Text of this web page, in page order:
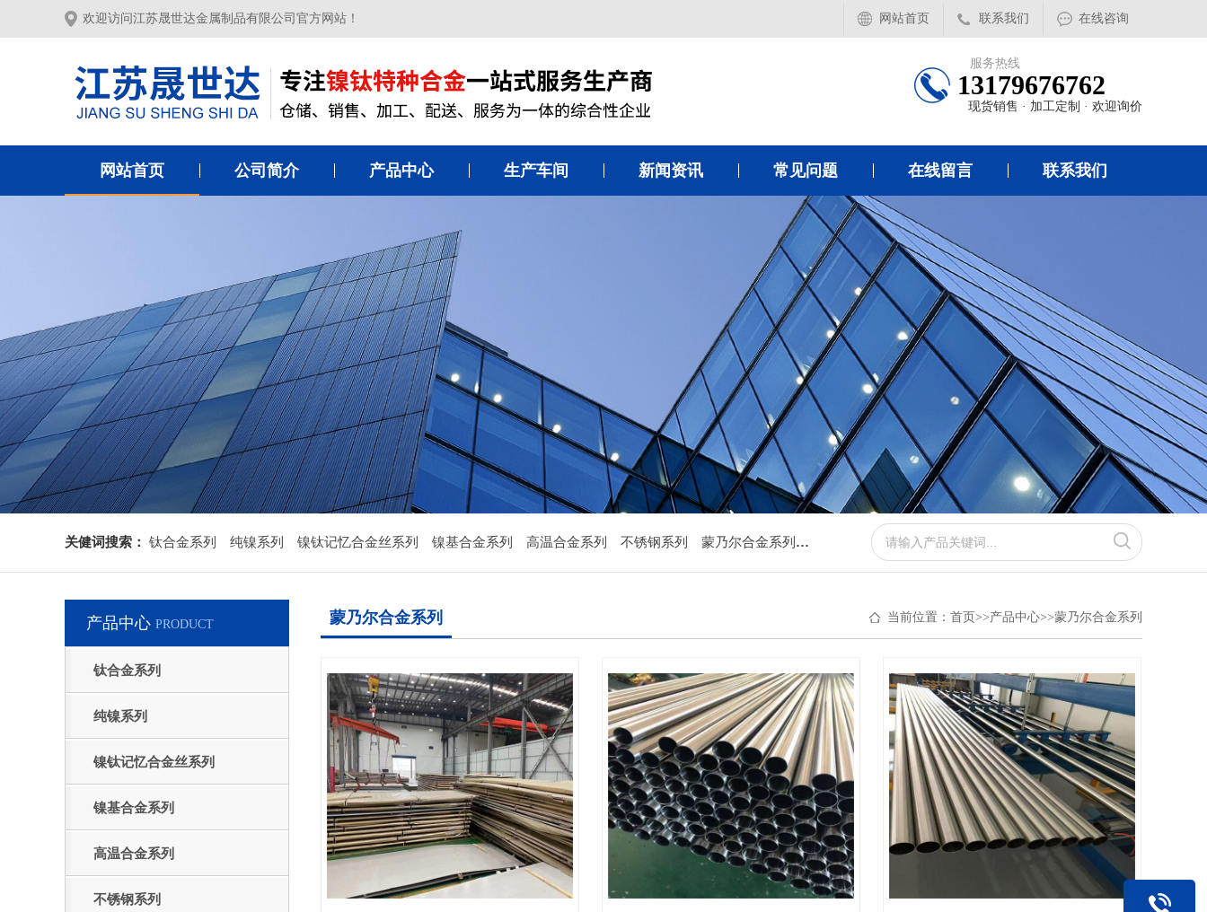
欢迎访问江苏晟世达金属制品有限公司官方网站！ 网站首页 联系我们 在线咨询
服务热线
13179676762
现货销售 · 加工定制 · 欢迎询价
网站首页 公司简介 产品中心 生产车间 新闻资讯 常见问题 在线留言 联系我们
关健词搜索： 钛合金系列 纯镍系列 镍钛记忆合金丝系列 镍基合金系列 高温合金系列 不锈钢系列 蒙乃尔合金系列
产品中心 PRODUCT
钛合金系列
纯镍系列
镍钛记忆合金丝系列
镍基合金系列
高温合金系列
不锈钢系列
蒙乃尔合金系列 当前位置： 首页 >>产品中心>>蒙乃尔合金系列